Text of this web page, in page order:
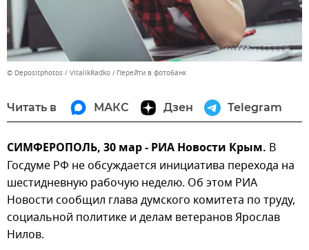
© Depositphotos / VitalikRadko Перейти в фотобанк
Читать в МАКС Дзен Telegram
СИМФЕРОПОЛЬ, 30 мар - РИА Новости Крым. В
Госдуме РФ не обсуждается инициатива перехода на
шестидневную рабочую неделю. Об этом РИА
Новости сообщил глава думского комитета по труду,
социальной политике и делам ветеранов Ярослав
Нилов.